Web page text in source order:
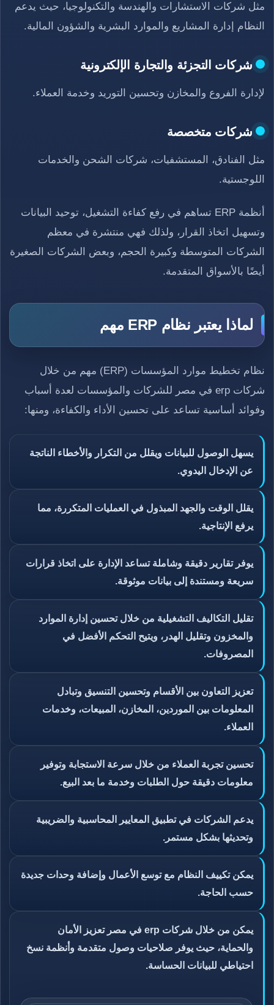
مثل شركات الاستشارات والهندسة والتكنولوجيا، حيث يدعم
النظام إدارة المشاريع والموارد البشرية والشؤون المالية.
شركات التجزئة والتجارة الإلكترونية
لإدارة الفروع والمخازن وتحسين التوريد وخدمة العملاء.
شركات متخصصة
مثل الفنادق، المستشفيات، شركات الشحن والخدمات
اللوجستية.
أنظمة ERP تساهم في رفع كفاءة التشغيل، توحيد البيانات
وتسهيل اتخاذ القرار، ولذلك فهي منتشرة في معظم
الشركات المتوسطة وكبيرة الحجم، وبعض الشركات الصغيرة
أيضًا بالأسواق المتقدمة.
لماذا يعتبر نظام ERP مهم
نظام تخطيط موارد المؤسسات (ERP) مهم من خلال
شركات erp في مصر للشركات والمؤسسات لعدة أسباب
وفوائد أساسية تساعد على تحسين الأداء والكفاءة، ومنها:
يسهل الوصول للبيانات ويقلل من التكرار والأخطاء الناتجة
عن الإدخال اليدوي.
يقلل الوقت والجهد المبذول في العمليات المتكررة، مما
يرفع الإنتاجية.
يوفر تقارير دقيقة وشاملة تساعد الإدارة على اتخاذ قرارات
سريعة ومستندة إلى بيانات موثوقة.
تقليل التكاليف التشغيلية من خلال تحسين إدارة الموارد
والمخزون وتقليل الهدر، ويتيح التحكم الأفضل في
المصروفات.
تعزيز التعاون بين الأقسام وتحسين التنسيق وتبادل
المعلومات بين الموردين، المخازن، المبيعات، وخدمات
العملاء.
تحسين تجربة العملاء من خلال سرعة الاستجابة وتوفير
معلومات دقيقة حول الطلبات وخدمة ما بعد البيع.
يدعم الشركات في تطبيق المعايير المحاسبية والضريبية
وتحديثها بشكل مستمر.
يمكن تكييف النظام مع توسع الأعمال وإضافة وحدات جديدة
حسب الحاجة.
يمكن من خلال شركات erp في مصر تعزيز الأمان
والحماية، حيث يوفر صلاحيات وصول متقدمة وأنظمة نسخ
احتياطي للبيانات الحساسة.